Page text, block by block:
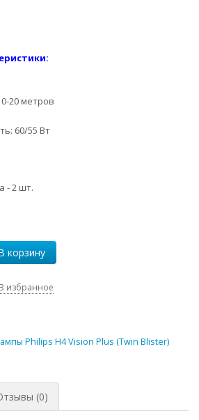
20 метров
60/55 Вт
- 2 шт.
корзину
В избранное
Philips H4 Vision Plus (Twin Blister)
(0)